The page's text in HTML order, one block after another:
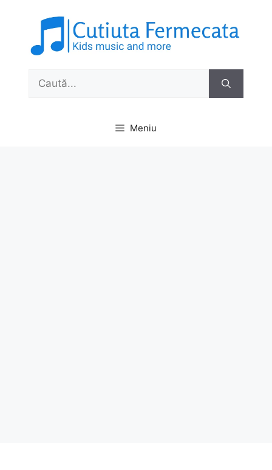
Caută
Meniu